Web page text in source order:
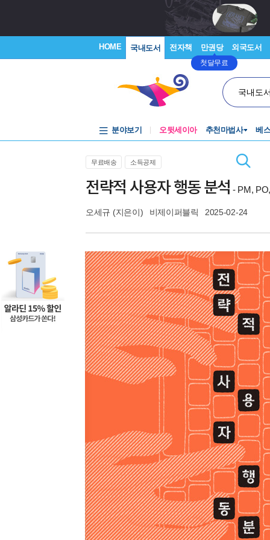
HOME 국내도서 전자책 만권당
첫달무료
외국도서
국내도
분야보기 오뒷세이아 추천마법사 베
무료배송 소득공제
전략적 사용자 행동 분석 - PM,
오세규 (지은이) 비제이퍼블릭 2025-02-24